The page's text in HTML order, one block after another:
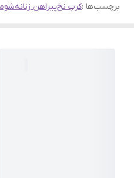
برچسب‌ها :کرپ نخپیراهن زنانه